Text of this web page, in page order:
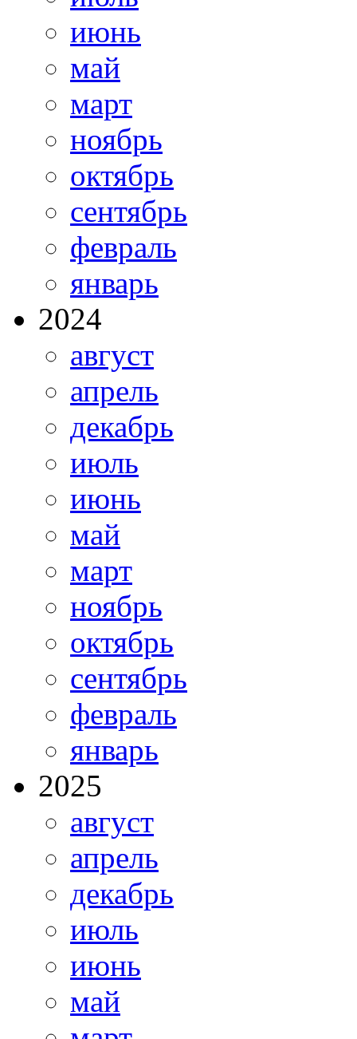
июнь
май
март
ноябрь
октябрь
сентябрь
февраль
январь
2024
август
апрель
декабрь
июль
июнь
май
март
ноябрь
октябрь
сентябрь
февраль
январь
2025
август
апрель
декабрь
июль
июнь
май